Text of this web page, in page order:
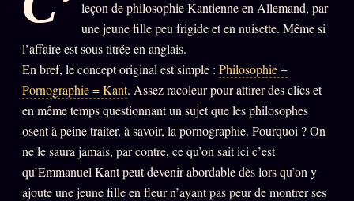
PRÉDICTIONS
L'ORACLE Z/S 12 PRODUITS
Chat Oracle LIVE
Oracle z/S
Oracle Analyse
24€
leçon de philosophie Kantienne en Allemand, par
une jeune fille peu frigide et en nuisette. Même si
l’affaire est sous titrée en anglais.
En bref, le concept original est simple : Philosophie +
Pornographie = Kant. Assez racoleur pour attirer des clics et
en même temps questionnant un sujet que les philosophes
osent à peine traiter, à savoir, la pornographie. Pourquoi ? On
ne le saura jamais, par contre, ce qu’on sait ici c’est
qu’Emmanuel Kant peut devenir abordable dès lors qu’on y
ajoute une jeune fille en fleur n’ayant pas peur de montrer ses